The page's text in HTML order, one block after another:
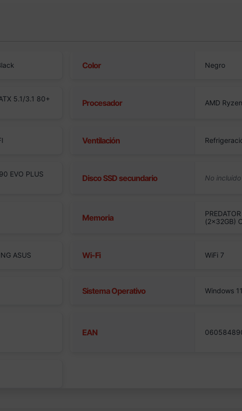
Color Negro
5.1/3.1 80+
Procesador AMD
Ventilación
EVO PLUS
Disco SSD secundario
Memoria
(2x32GB)
ASUS Wi-Fi WiFi 7
Sistema Operativo Windows
EAN